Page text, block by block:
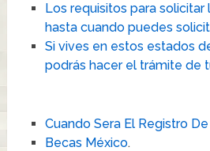
Los requisitos para
hasta cuando puedes
Si vives en estos estados
podrás hacer el trámite de
Cuando Sera El Registro
Becas México.